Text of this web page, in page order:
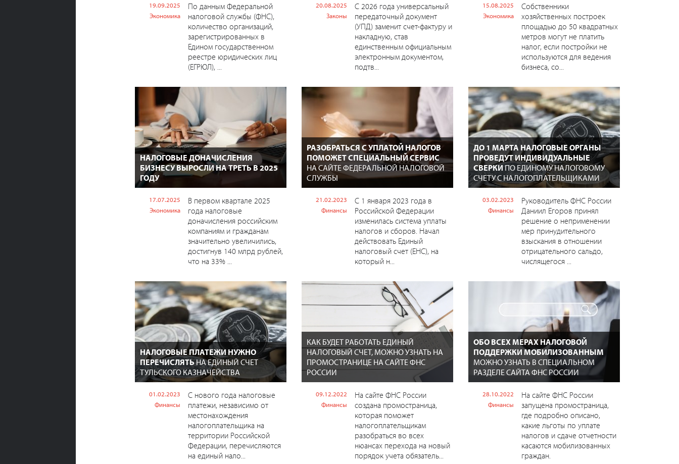
19.09.2025
Экономика
По данным Федеральной
налоговой службы (ФНС),
количество организаций,
зарегистрированных в
Едином государственном
реестре юридических лиц
(ЕГРЮЛ), ...
20.08.2025
Законы
С 2026 года универсальный
передаточный документ
(УПД) заменит счет-фактуру и
накладную, став
единственным официальным
электронным документом,
подтв...
15.08.2025
Экономика
Собственники
хозяйственных построек
площадью до 50 квадратных
метров могут не платить
налог, если постройки не
используются для ведения
бизнеса, со...
НАЛОГОВЫЕ ДОНАЧИСЛЕНИЯ
БИЗНЕСУ ВЫРОСЛИ НА ТРЕТЬ В 2025
ГОДУ
17.07.2025
Экономика
В первом квартале 2025
года налоговые
доначисления российским
компаниям и гражданам
значительно увеличились,
достигнув 140 млрд рублей,
что на 33% ...
РАЗОБРАТЬСЯ С УПЛАТОЙ НАЛОГОВ
ПОМОЖЕТ СПЕЦИАЛЬНЫЙ СЕРВИС
НА САЙТЕ ФЕДЕРАЛЬНОЙ НАЛОГОВОЙ
СЛУЖБЫ
21.02.2023
Финансы
С 1 января 2023 года в
Российской Федерации
изменилась система уплаты
налогов и сборов. Начал
действовать Единый
налоговый счет (ЕНС), на
который н...
ДО 1 МАРТА НАЛОГОВЫЕ ОРГАНЫ
ПРОВЕДУТ ИНДИВИДУАЛЬНЫЕ
СВЕРКИПО ЕДИНОМУ НАЛОГОВОМУ
СЧЕТУ С НАЛОГОПЛАТЕЛЬЩИКАМИ
03.02.2023
Финансы
Руководитель ФНС России
Даниил Егоров принял
решение о неприменении
мер принудительного
взыскания в отношении
отрицательного сальдо,
числящегося ...
НАЛОГОВЫЕ ПЛАТЕЖИ НУЖНО
ПЕРЕЧИСЛЯТЬНА ЕДИНЫЙ СЧЕТ
ТУЛЬСКОГО КАЗНАЧЕЙСТВА
01.02.2023
Финансы
С нового года налоговые
платежи, независимо от
местонахождения
налогоплательщика на
территории Российской
Федерации, перечисляются
на единый нало...
КАК БУДЕТ РАБОТАТЬ ЕДИНЫЙ
НАЛОГОВЫЙ СЧЕТ, МОЖНО УЗНАТЬ НА
ПРОМОСТРАНИЦЕ НА САЙТЕ ФНС
РОССИИ
09.12.2022
Финансы
На сайте ФНС России
создана промостраница,
которая поможет
налогоплательщикам
разобраться во всех
нюансах перехода на новый
порядок учета обязатель...
ОБО ВСЕХ МЕРАХ НАЛОГОВОЙ
ПОДДЕРЖКИ МОБИЛИЗОВАННЫМ
МОЖНО УЗНАТЬ В СПЕЦИАЛЬНОМ
РАЗДЕЛЕ САЙТА ФНС РОССИИ
28.10.2022
Финансы
На сайте ФНС России
запущена промостраница,
где подробно описано,
какие льготы по уплате
налогов и сдаче отчетности
касаются мобилизованных
граждан.